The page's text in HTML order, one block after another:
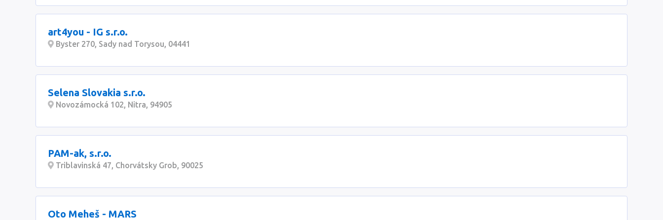
art4you - IG s.r.o.
Byster 270, Sady nad Torysou, 04441
Selena Slovakia s.r.o.
Novozámocká 102, Nitra, 94905
PAM-ak, s.r.o.
Triblavinská 47, Chorvátsky Grob, 90025
Oto Meheš - MARS